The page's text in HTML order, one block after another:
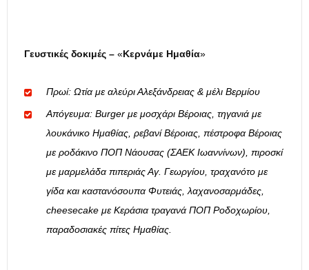
Γευστικές δοκιμές – «Κερνάμε Ημαθία»
Πρωί: Ωτία με αλεύρι Αλεξάνδρειας & μέλι Βερμίου
Απόγευμα: Burger με μοσχάρι Βέροιας, τηγανιά με
λουκάνικο Ημαθίας, ρεβανί Βέροιας, πέστροφα Βέροιας
με ροδάκινο ΠΟΠ Νάουσας (ΣΑΕΚ Ιωαννίνων), πιροσκί
με μαρμελάδα πιπεριάς Αγ. Γεωργίου, τραχανότο με
γίδα και καστανόσουπα Φυτειάς, λαχανοσαρμάδες,
cheesecake με Κεράσια τραγανά ΠΟΠ Ροδοχωρίου,
παραδοσιακές πίτες Ημαθίας.